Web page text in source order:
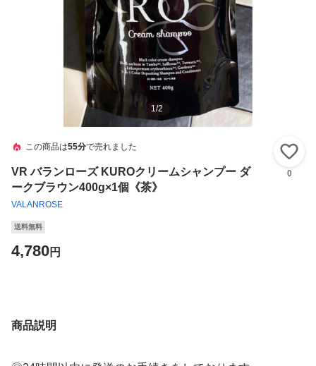
1/2
この商品は55分で売れました
VR バランローズ KUROクリームシャンプー ダ
ークブラウン400g×1個《茶》
VALANROSE
0
送料無料
4,780円
商品説明